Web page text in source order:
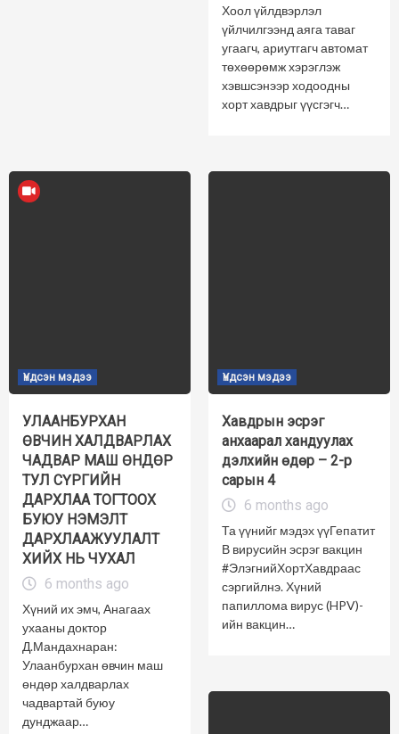
Хоол үйлдвэрлэл
үйлчилгээнд аяга таваг
угаагч, ариутгагч автомат
төхөөрөмж хэрэглэж
хэвшсэнээр ходоодны
хорт хавдрыг үүсгэгч…
Үндсэн мэдээ
УЛААНБУРХАН
ӨВЧИН ХАЛДВАРЛАХ
ЧАДВАР МАШ ӨНДӨР
ТУЛ СҮРГИЙН
ДАРХЛАА ТОГТООХ
БУЮУ НЭМЭЛТ
ДАРХЛААЖУУЛАЛТ
ХИЙХ НЬ ЧУХАЛ
6 months ago
Хүний их эмч, Анагаах
ухааны доктор
Д.Мандахнаран:
Улаанбурхан өвчин маш
өндөр халдварлах
чадвартай буюу
дунджаар…
Үндсэн мэдээ
Хавдрын эсрэг
анхаарал хандуулах
дэлхийн өдөр – 2-р
сарын 4
6 months ago
Та үүнийг мэдэх үүГепатит
В вирусийн эсрэг вакцин
#ЭлэгнийХортХавдраас
сэргийлнэ. Хүний
папиллома вирус (HPV)-
ийн вакцин…